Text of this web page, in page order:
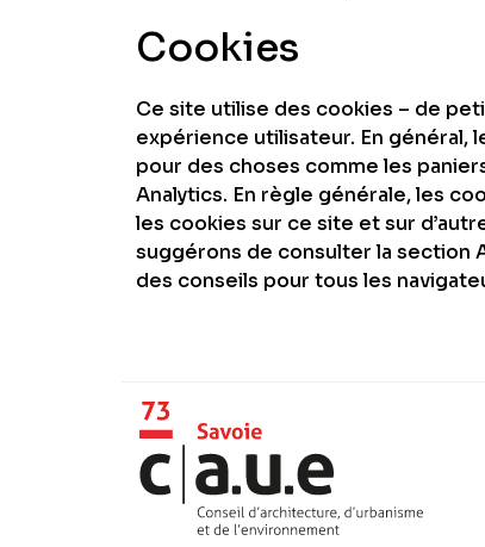
Cookies
Ce site utilise des cookies – de
expérience utilisateur. En général,
pour des choses comme les
Analytics. En règle générale, les
les cookies sur ce site et sur
suggérons de consulter la section
des conseils pour tous les